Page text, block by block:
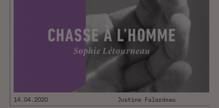
14.04.2020 Justine Falardeau